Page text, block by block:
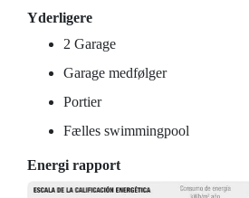
Yderligere
2 Garage
Garage medfølger
Portier
Fælles swimmingpool
Energi rapport